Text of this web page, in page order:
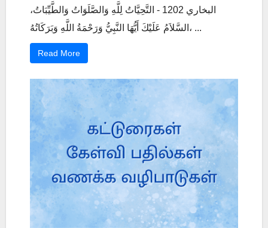
البخاري 1202 - التَّحِيَّاتُ لِلَّهِ وَالصَّلَوَاتُ وَالطَّيِّبَاتُ،
السَّلاَمُ عَلَيْكَ أَيُّهَا النَّبِيُّ وَرَحْمَةُ اللَّهِ وَبَرَكَاتُهُ، ...
Read More